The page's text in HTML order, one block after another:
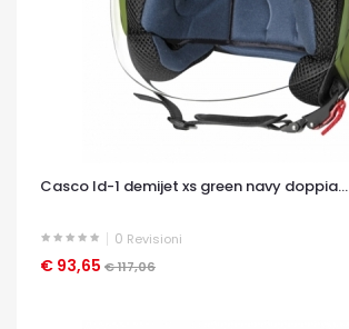
Casco ld-1 demijet xs green navy doppia...
0 Revisioni
€ 93,65 € 117,06
OCCHIATA VELOCE